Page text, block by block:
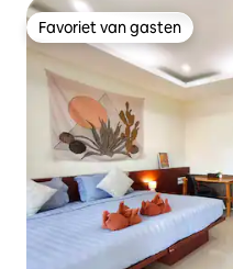
Favoriet van gasten
Favoriet van gasten